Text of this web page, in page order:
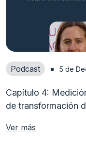
Podcast 5 de
Capítulo 4:
de transformación
Ver más